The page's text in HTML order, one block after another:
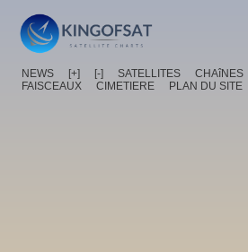
NEWS [+] [-] SATELLITES CHAîNES
FAISCEAUX
CIMETIERE PLAN DU SITE